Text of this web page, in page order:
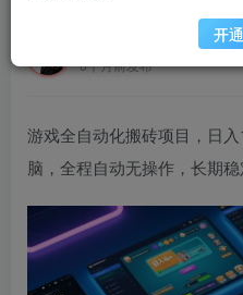
第一人副业终点站
6个月前发布
游戏全自动化搬砖项目，日
脑，全程自动无操作，长期稳
开